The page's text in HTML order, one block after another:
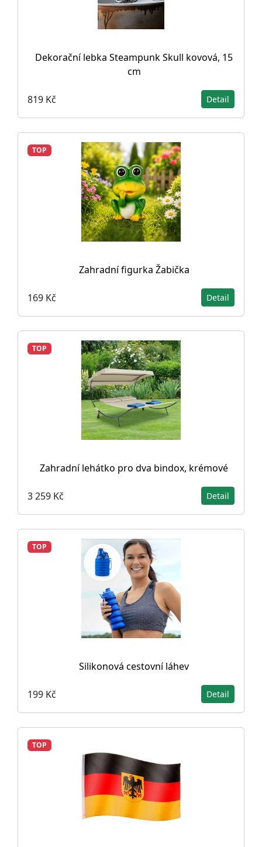
Dekorační lebka Steampunk Skull kovová, 15
cm
819 Kč Detail
TOP
Zahradní figurka Žabička
169 Kč Detail
TOP
Zahradní lehátko pro dva bindox, krémové
3 259 Kč Detail
TOP
Silikonová cestovní láhev
199 Kč Detail
TOP